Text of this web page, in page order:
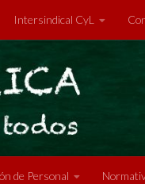
Intersindical CyL
de Personal